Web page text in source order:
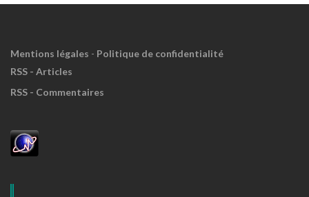
Mentions légales - Politique de confidentialité
RSS - Articles
RSS - Commentaires